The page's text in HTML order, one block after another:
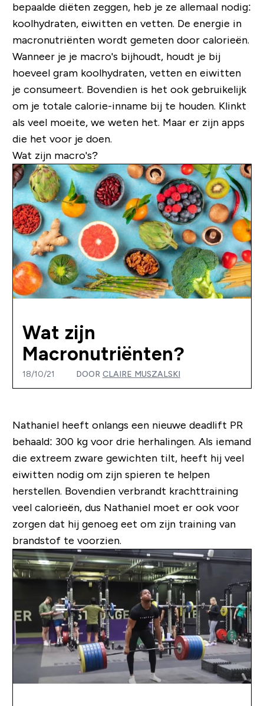
bepaalde diëten zeggen, heb je ze allemaal nodig:
koolhydraten, eiwitten en vetten. De energie in
macronutriënten wordt gemeten door calorieën.
Wanneer je je macro's bijhoudt, houdt je bij
hoeveel gram koolhydraten, vetten en eiwitten
je consumeert. Bovendien is het ook gebruikelijk
om je totale calorie-inname bij te houden. Klinkt
als veel moeite, we weten het. Maar er zijn apps
die het voor je doen.
Wat zijn macro's?
Wat zijn
Macronutriënten?
18/10/21 DOOR CLAIRE MUSZALSKI
Nathaniel heeft onlangs een nieuwe deadlift PR
behaald: 300 kg voor drie herhalingen. Als iemand
die extreem zware gewichten tilt, heeft hij veel
eiwitten nodig om zijn spieren te helpen
herstellen. Bovendien verbrandt krachttraining
veel calorieën, dus Nathaniel moet er ook voor
zorgen dat hij genoeg eet om zijn training van
brandstof te voorzien.